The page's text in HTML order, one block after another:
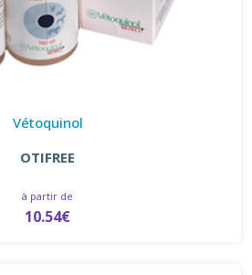
Vétoquinol
OTIFREE
à partir de
10.54€